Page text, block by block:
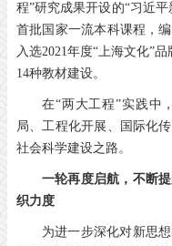
程”研究成果开设的“习近
首批国家一流本科课程，
入选2021年度“上海文化”品
14种教材建设。
在“两大工程”实践中
局、工程化开展、国际化
社会科学建设之路。
一轮再度启航，不断
织力度
为进一步深化对新思